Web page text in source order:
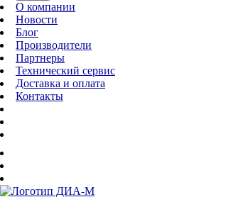
О компании
Новости
Блог
Производители
Партнеры
Технический сервис
Доставка и оплата
Контакты